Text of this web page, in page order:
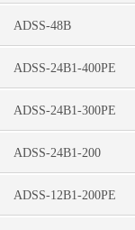
ADSS-48B
ADSS-24B1-400PE
ADSS-24B1-300PE
ADSS-24B1-200
ADSS-12B1-200PE